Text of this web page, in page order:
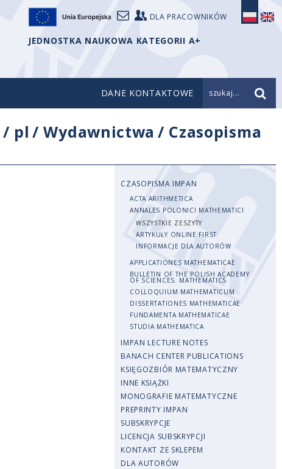
DLA PRACOWNIKÓW
JEDNOSTKA NAUKOWA KATEGORII A+
DANE KONTAKTOWE szukaj...
/ pl /Wydawnictwa / Czasopisma
CZASOPISMA IMPAN
ACTA ARITHMETICA
ANNALES POLONICI MATHEMATICI
WSZYSTKIE ZESZYTY
ARTYKUŁY ONLINE FIRST
INFORMACJE DLA AUTORÓW
APPLICATIONES MATHEMATICAE
BULLETIN OF THE POLISH ACADEMY
OF SCIENCES. MATHEMATICS
COLLOQUIUM MATHEMATICUM
DISSERTATIONES MATHEMATICAE
FUNDAMENTA MATHEMATICAE
STUDIA MATHEMATICA
IMPAN LECTURE NOTES
BANACH CENTER PUBLICATIONS
KSIĘGOZBIÓR MATEMATYCZNY
INNE KSIĄŻKI
MONOGRAFIE MATEMATYCZNE
PREPRINTY IMPAN
SUBSKRYPCJE
LICENCJA SUBSKRYPCJI
KONTAKT ZE SKLEPEM
DLA AUTORÓW